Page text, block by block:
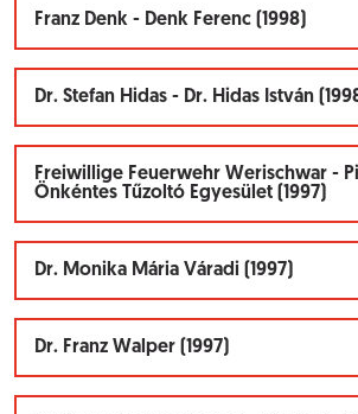
Franz Denk - Denk Ferenc (1998)
Dr. Stefan Hidas - Dr. Hidas István
Freiwillige Feuerwehr Werischwar -
Önkéntes Tűzoltó Egyesület (1997)
Dr. Monika Mária Váradi (1997)
Dr. Franz Walper (1997)